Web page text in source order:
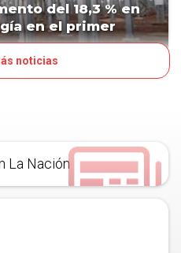
del 18,3 % en
en el primer
noticias
La Nación